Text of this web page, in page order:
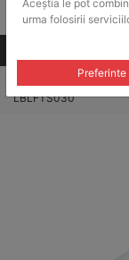
Cleme si
LBLFTS030
Aceștia le pot
urma folosirii
Preferinte